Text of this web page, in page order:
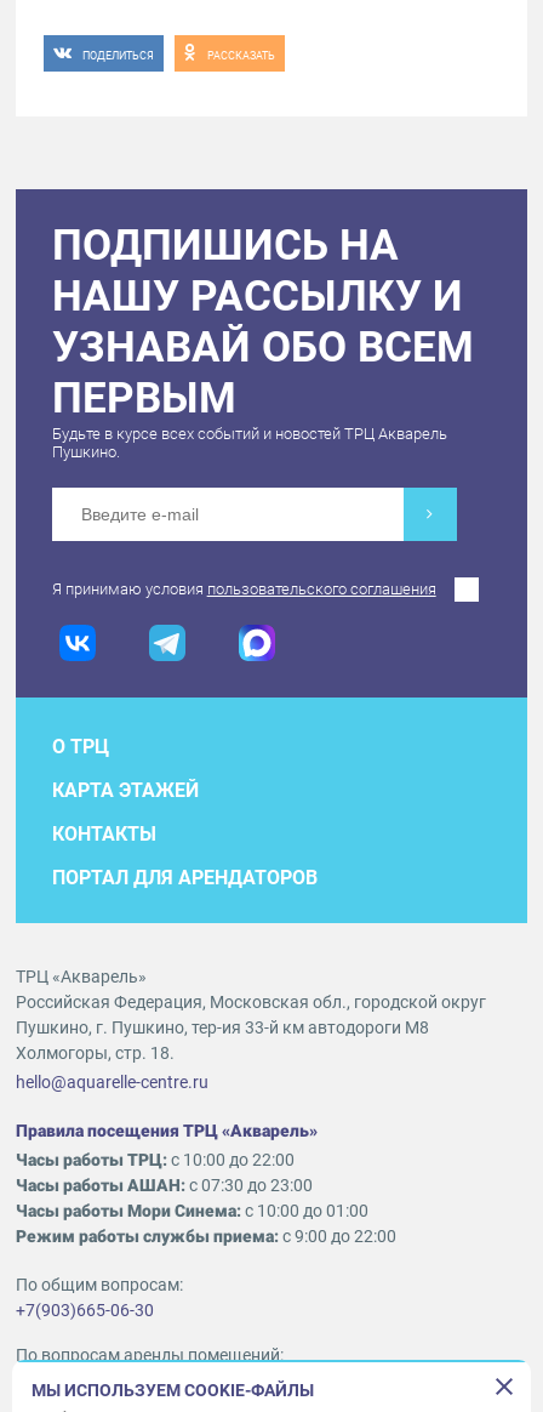
ПОДЕЛИТЬСЯ РАССКАЗАТЬ
ПОДПИШИСЬ НА
НАШУ РАССЫЛКУ И
УЗНАВАЙ ОБО ВСЕМ
ПЕРВЫМ
Будьте в курсе всех событий и новостей ТРЦ Акварель
Пушкино.
Я принимаю условия пользовательского соглашения
О ТРЦ
КАРТА ЭТАЖЕЙ
КОНТАКТЫ
ПОРТАЛ ДЛЯ АРЕНДАТОРОВ
ТРЦ «Акварель»
Российская Федерация, Московская обл., городской округ
Пушкино, г. Пушкино, тер-ия 33-й км автодороги М8
Холмогоры, стр. 18.
hello@aquarelle-centre.ru
Правила посещения ТРЦ «Акварель»
Часы работы ТРЦ:с 10:00 до 22:00
Часы работы АШАН:с 07:30 до 23:00
Часы работы Мори Синема:с 10:00 до 01:00
Режим работы службы приема:с 9:00 до 22:00
По общим вопросам:
+7(903)665-06-30
По вопросам аренды помещений:
ukleykina@nhood.com
МЫ ИСПОЛЬЗУЕМ COOKIE-ФАЙЛЫ